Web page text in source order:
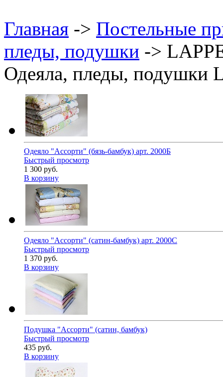
Главная -> Постельные
пледы, подушки ->
Одеяла, пледы, подушки
Одеяло "Ассорти" (бязь-бамбук) арт. 2000Б
Быстрый просмотр
1 300 руб.
В корзину
Одеяло "Ассорти" (сатин-бамбук) арт. 2000С
Быстрый просмотр
1 370 руб.
В корзину
Подушка "Ассорти" (сатин, бамбук)
Быстрый просмотр
435 руб.
В корзину